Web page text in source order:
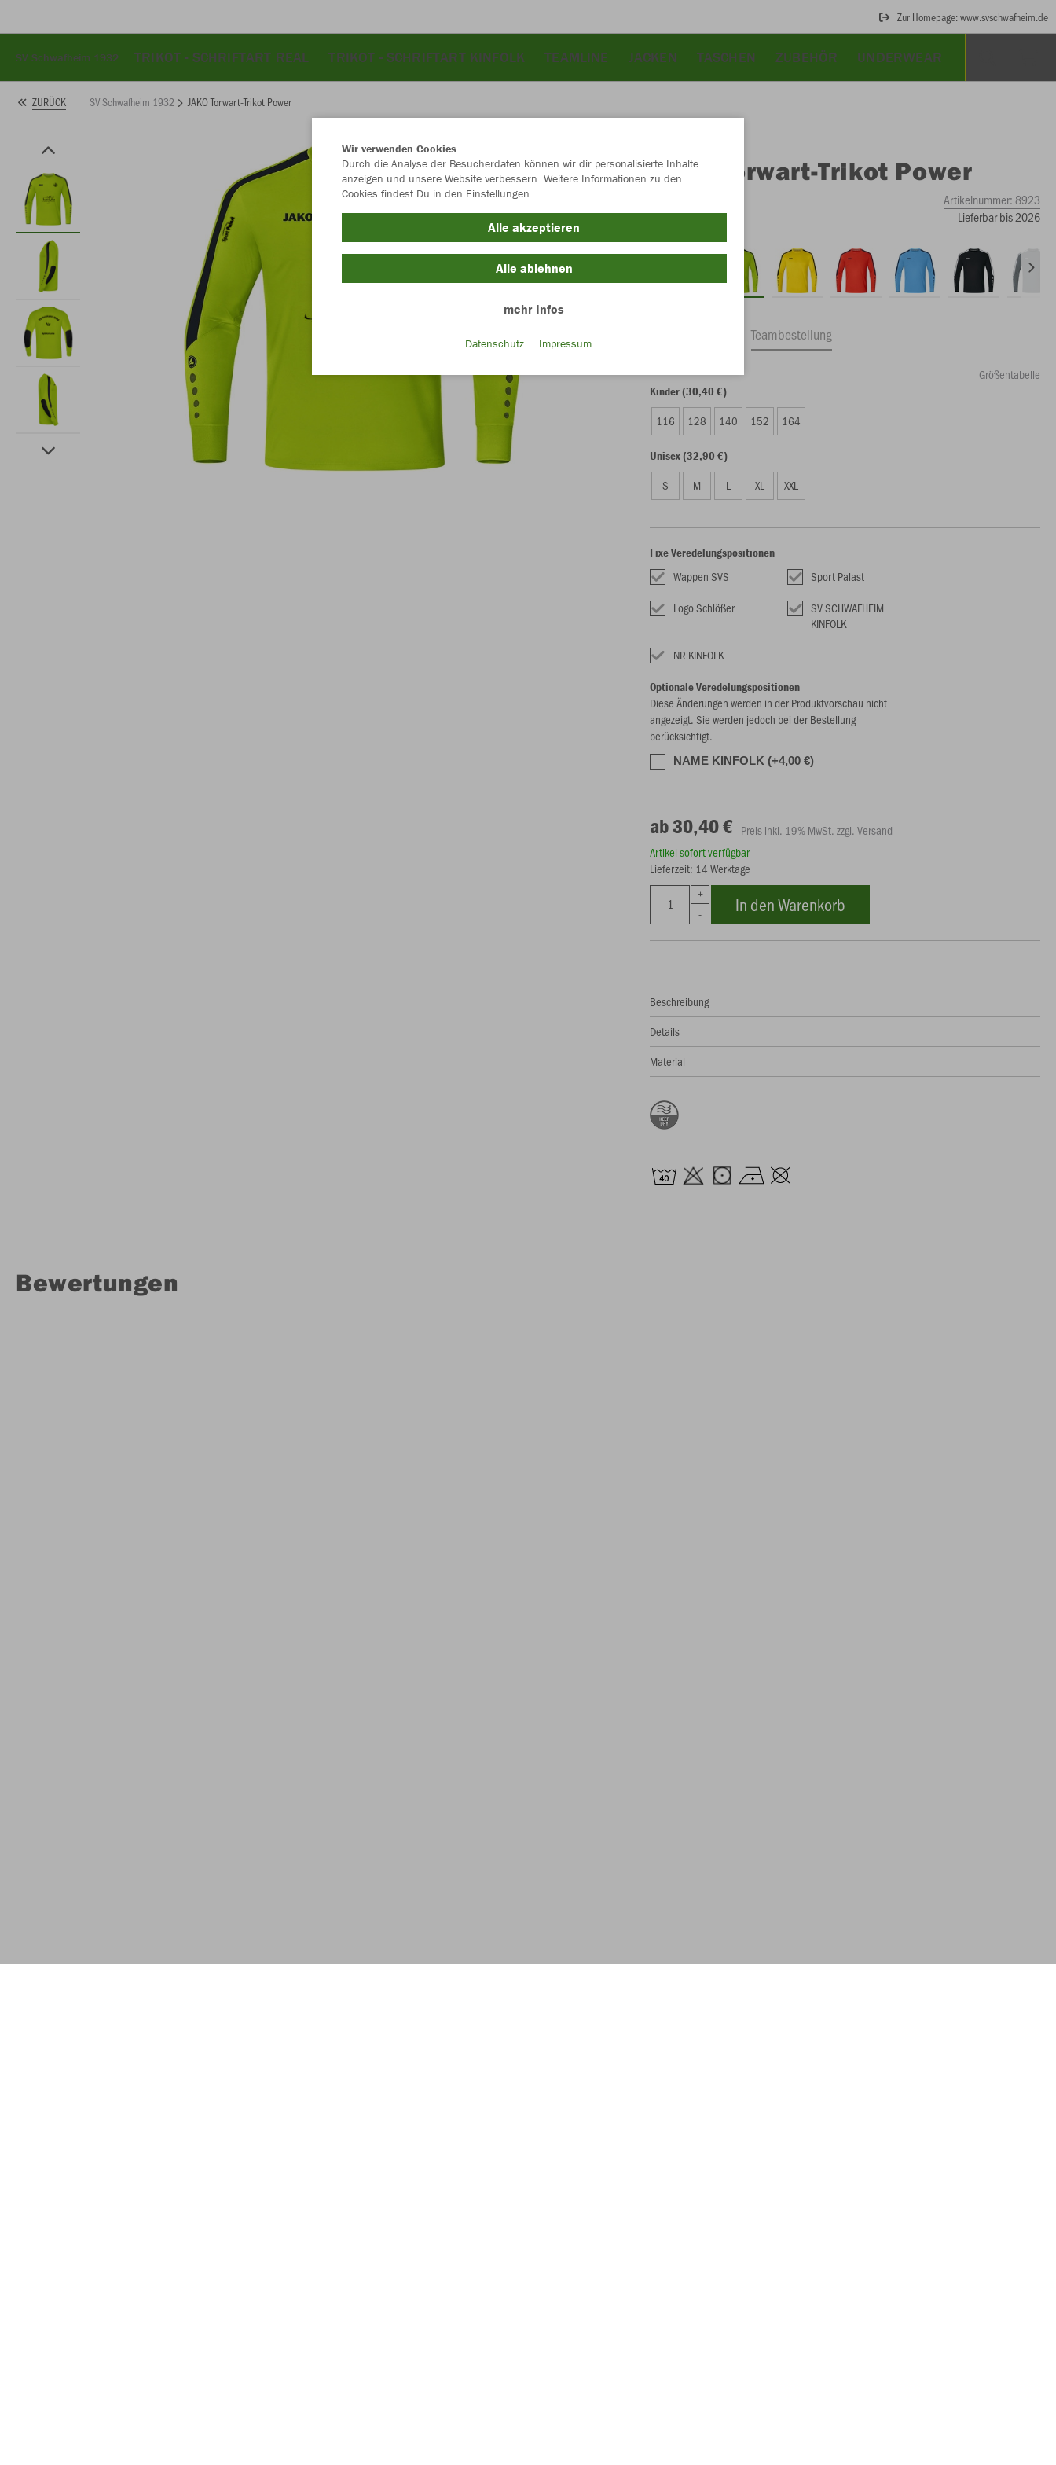
Zur Homepage: www.svschwafheim.de
SV Schwafheim 1932 TRIKOT - SCHRIFTART REAL TRIKOT - SCHRIFTART KINFOLK TEAMLINE JACKEN TASCHEN ZUBEHÖR UNDERWEAR
ZURÜCK SV Schwafheim 1932 JAKO Torwart-Trikot Power
JAKO Torwart-Trikot Power
Artikelnummer:8923
Lieferbar bis 2026
Teambestellung
Größentabelle
Kinder (30,40 €)
116 128 140 152 164
Unisex (32,90 €)
S M L XL XXL
Fixe Veredelungspositionen
Wappen SVS
Sport Palast
Logo Schlößer
SV SCHWAFHEIM
KINFOLK
NR KINFOLK
Optionale Veredelungspositionen
Diese Änderungen werden in der Produktvorschau nicht
angezeigt. Sie werden jedoch bei der Bestellung
berücksichtigt.
NAME KINFOLK (+4,00 €)
ab 30,40 € Preis inkl. 19% MwSt. zzgl. Versand
Artikel sofort verfügbar
Lieferzeit: 14 Werktage
In den Warenkorb
Beschreibung
Details
Material
Bewertungen
Wir verwenden Cookies
Durch die Analyse der Besucherdaten können wir dir personalisierte Inhalte
anzeigen und unsere Website verbessern. Weitere Informationen zu den
Cookies findest Du in den Einstellungen.
Alle akzeptieren
Alle ablehnen
mehr Infos
Datenschutz Impressum